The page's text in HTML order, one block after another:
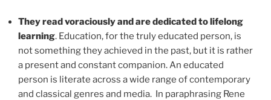
They read voraciously and are dedicated to lifelong
learning. Education, for the truly educated person, is
not something they achieved in the past, but it is rather
a present and constant companion. An educated
person is literate across a wide range of contemporary
and classical genres and media. In paraphrasing Rene